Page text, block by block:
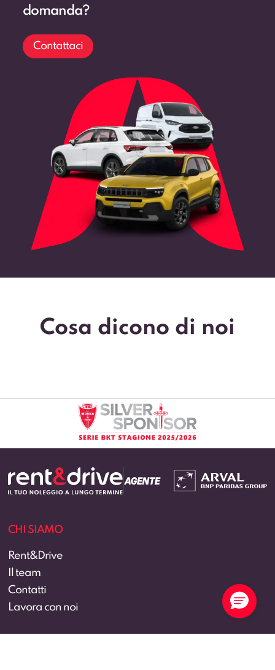
domanda?
Contattaci
Cosa dicono di noi
CHI SIAMO
Rent&Drive
Il team
Contatti
Lavora con noi